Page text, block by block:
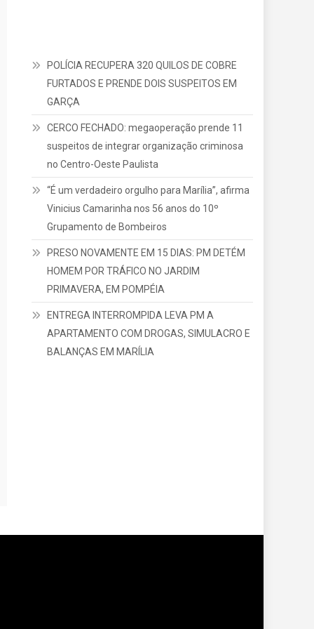
POLÍCIA RECUPERA 320 QUILOS DE COBRE
FURTADOS E PRENDE DOIS SUSPEITOS EM
GARÇA
CERCO FECHADO: megaoperação prende 11
suspeitos de integrar organização criminosa
no Centro-Oeste Paulista
“É um verdadeiro orgulho para Marília”, afirma
Vinicius Camarinha nos 56 anos do 10º
Grupamento de Bombeiros
PRESO NOVAMENTE EM 15 DIAS: PM DETÉM
HOMEM POR TRÁFICO NO JARDIM
PRIMAVERA, EM POMPÉIA
ENTREGA INTERROMPIDA LEVA PM A
APARTAMENTO COM DROGAS, SIMULACRO E
BALANÇAS EM MARÍLIA